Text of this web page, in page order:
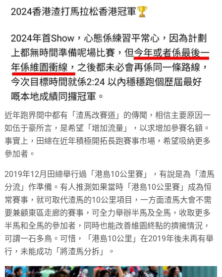
近年跑界間中都有「渣馬改賽道」的傳聞，相信主要原因一
如伍于豪所言，是希望「增加流量」，以求增加參賽名額。
事實上，田總在近年積極開拓長跑賽事市場，希望吸納更多
參加者。
2019年12月田總舉行過「港島10公里賽」，有說是為「渣馬
分流」作準備。有人推測如果當時「港島10公里賽」成為恒
常賽事，就可取代渣馬的10公里項目，一方面渣馬大會不需
要兼顧東區走廊的賽事，可全力舉辦半馬及全馬，收取更多
半馬和全馬的參加者，同時也能改善維園終點的擠擁情況，
可謂一石多鳥。可惜，「港島10公里」在2019年後未再有舉
行，未能成功「將渣馬分拆」。